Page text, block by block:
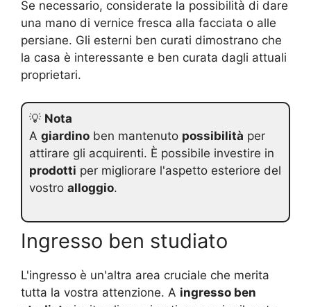
Se necessario, considerate la possibilità di dare
una mano di vernice fresca alla facciata o alle
persiane. Gli esterni ben curati dimostrano che
la casa è interessante e ben curata dagli attuali
proprietari.
💡 Nota
A giardino ben mantenuto possibilità per
attirare gli acquirenti. È possibile investire in
prodotti per migliorare l'aspetto esteriore del
vostro alloggio.
Ingresso ben studiato
L'ingresso è un'altra area cruciale che merita
tutta la vostra attenzione. A ingresso ben